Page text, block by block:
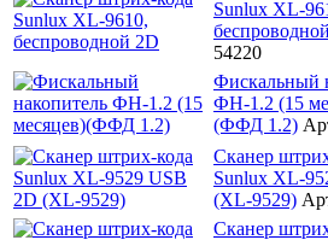
Sunlux XL-
54220
Фискальный
ФН-1.2 (15
(ФФД 1.2)
Сканер
Sunlux XL-
(XL-9529)
Сканер